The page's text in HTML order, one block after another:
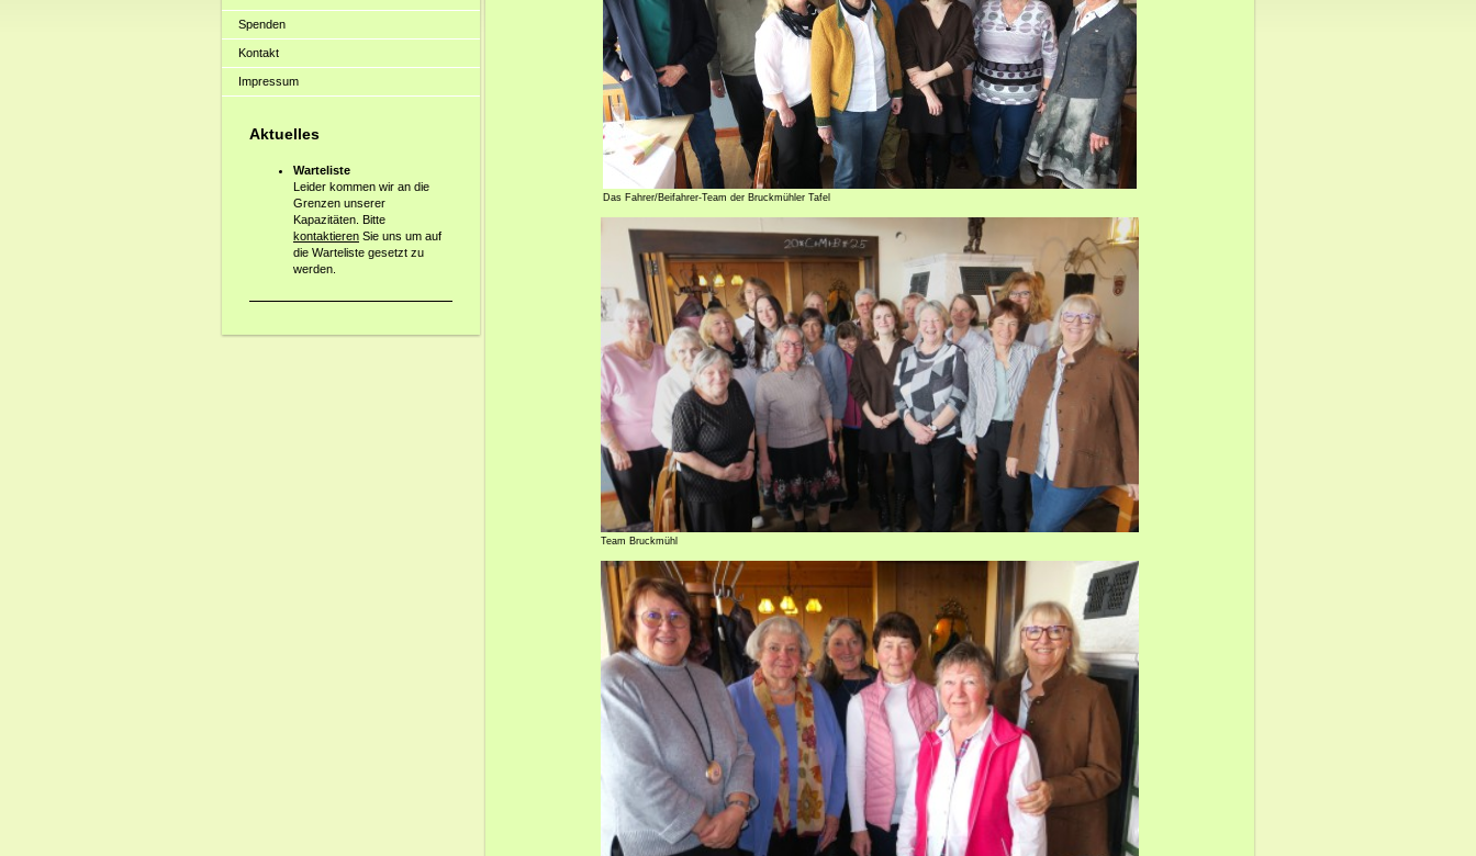
Spenden
Kontakt
Impressum
Aktuelles
Warteliste
Leider kommen wir an die
Grenzen unserer
Kapazitäten. Bitte
kontaktieren Sie uns um auf
die Warteliste gesetzt zu
werden.
Das Fahrer/Beifahrer-Team der Bruckmühler Tafel
Team Bruckmühl